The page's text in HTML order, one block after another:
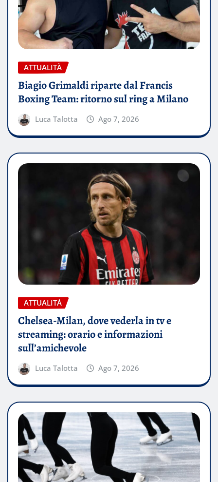
ATTUALITÀ
Biagio Grimaldi riparte dal Francis
Boxing Team: ritorno sul ring a Milano
Luca Talotta Ago 7, 2026
ATTUALITÀ
Chelsea-Milan, dove vederla in tv e
streaming: orario e informazioni
sull’amichevole
Luca Talotta Ago 7, 2026